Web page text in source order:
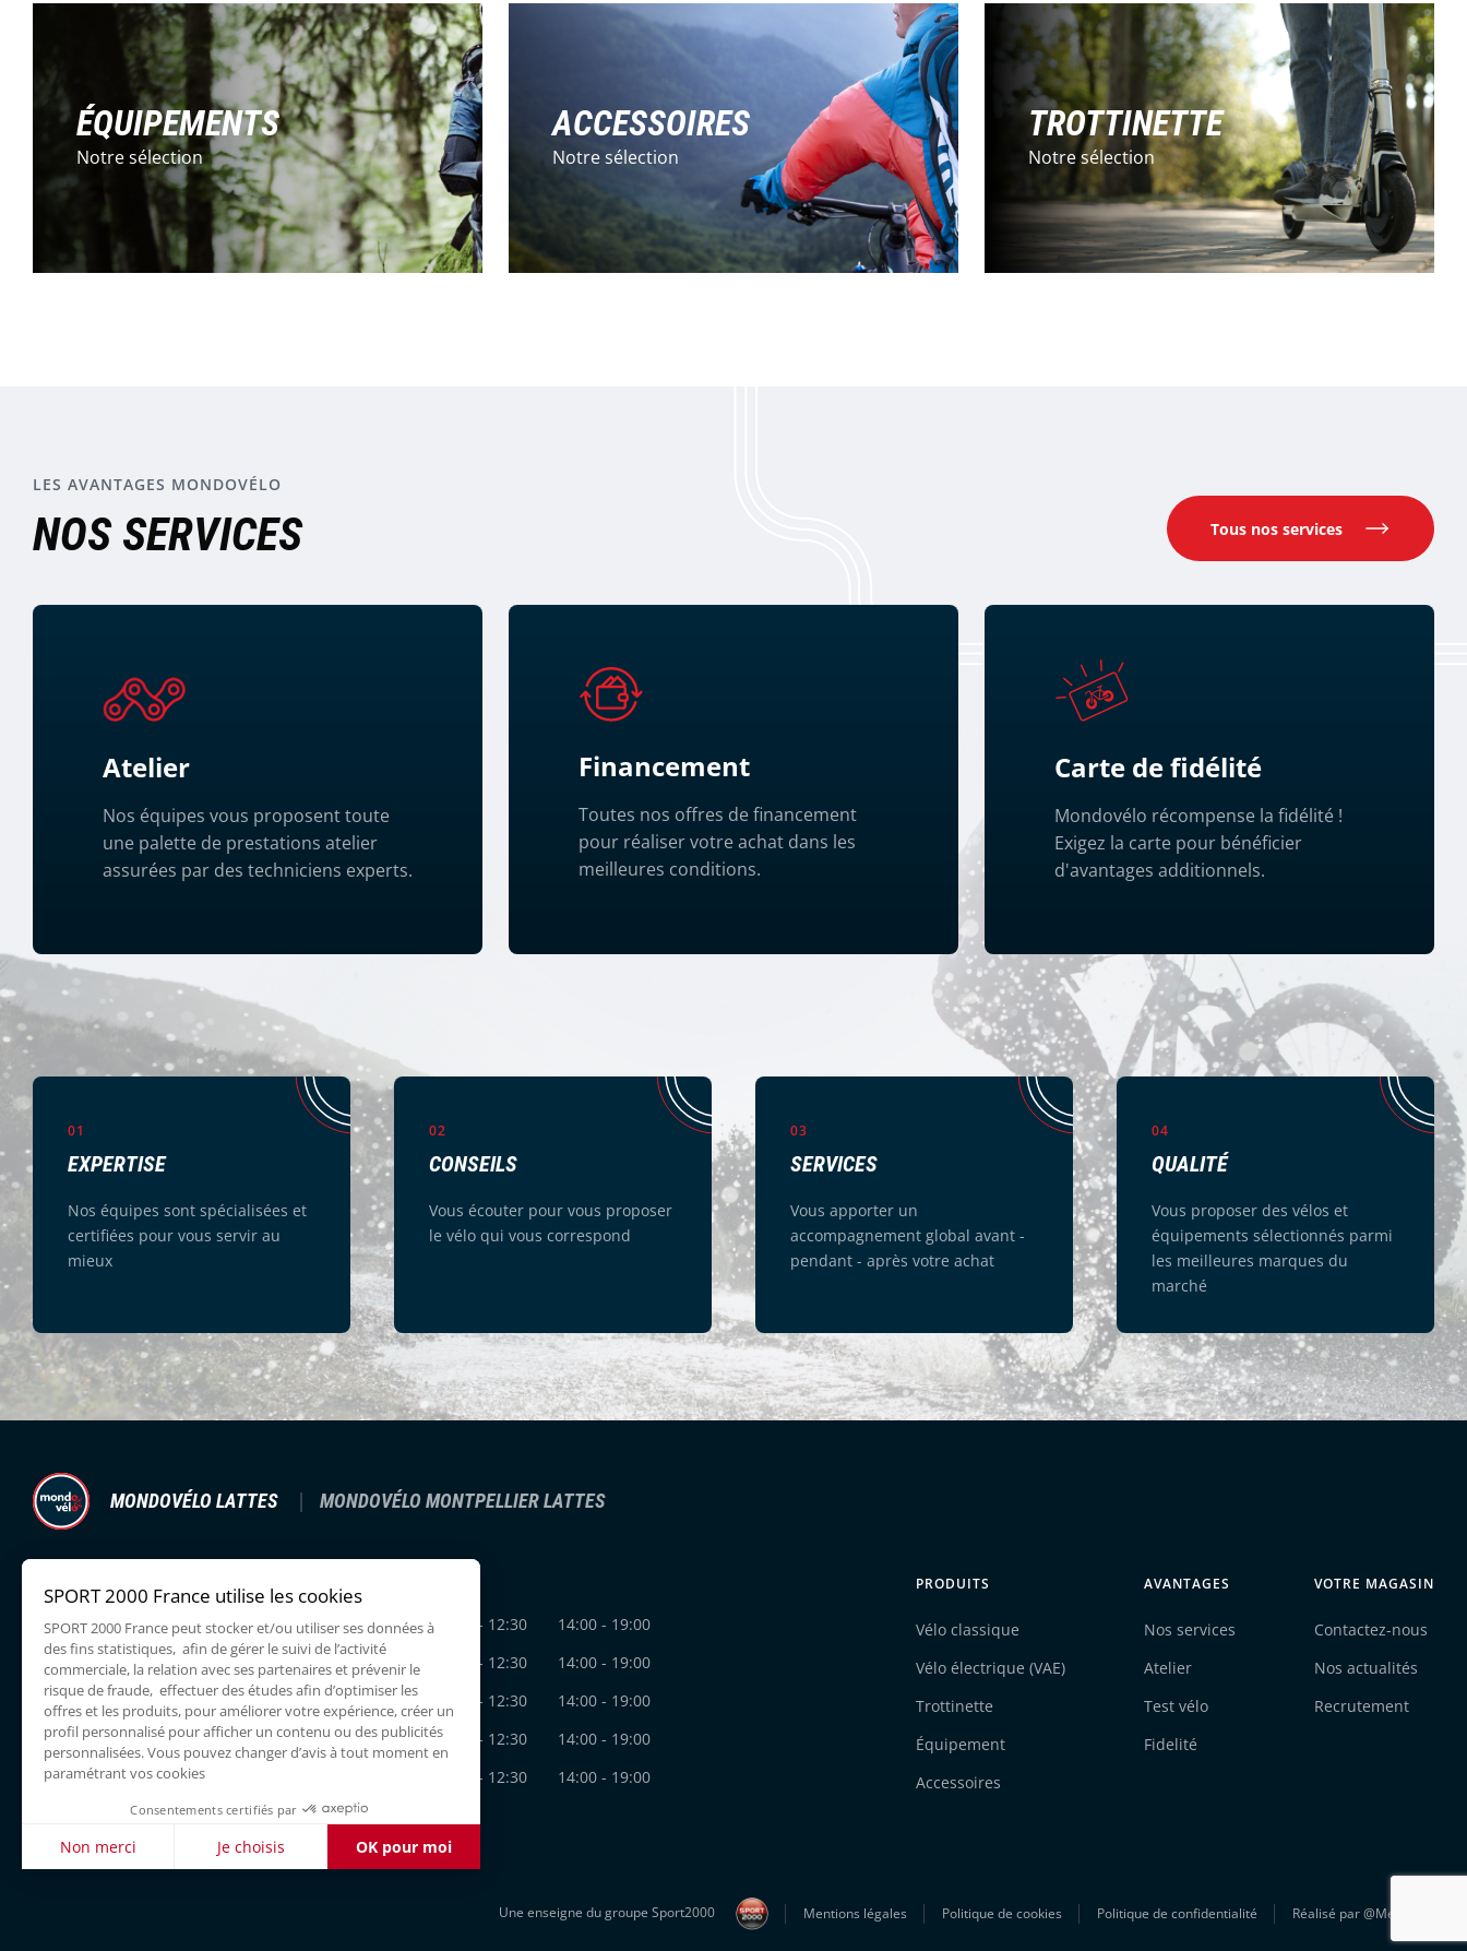
ÉQUIPEMENTS
Notre sélection
ACCESSOIRES
Notre sélection
TROTTINETTE
Notre sélection
LES AVANTAGES MONDOVÉLO
NOS SERVICES Tous nos services
Atelier
Nos équipes vous proposent toute
une palette de prestations atelier
assurées par des techniciens experts.
Financement
Toutes nos offres de financement
pour réaliser votre achat dans les
meilleures conditions.
Carte de fidélité
Mondovélo récompense la fidélité !
Exigez la carte pour bénéficier
d'avantages additionnels.
01
EXPERTISE
Nos équipes sont spécialisées et
certifiées pour vous servir au
mieux
02
CONSEILS
Vous écouter pour vous proposer
le vélo qui vous correspond
03
SERVICES
Vous apporter un
accompagnement global avant -
pendant - après votre achat
04
QUALITÉ
Vous proposer des vélos et
équipements sélectionnés parmi
les meilleures marques du
marché
MONDOVÉLO LATTES MONDOVÉLO MONTPELLIER LATTES
362 RUE DU MAS DE LA FIOLE,
0422590086
FacebookInstagram
Lundi
Mardi
09:30 - 12:30
14:00 - 19:00
Mercredi
09:30 - 12:30
14:00 - 19:00
Jeudi
09:30 - 12:30
14:00 - 19:00
Vendredi
09:30 - 12:30
14:00 - 19:00
09:30 - 12:30
14:00 - 19:00
Dimanche
PRODUITS
Vélo classique
Vélo électrique (VAE)
Trottinette
Équipement
Accessoires
AVANTAGES
Nos services
Atelier
Test vélo
Fidelité
VOTRE MAGASIN
Contactez-nous
Nos actualités
Recrutement
Une enseigne du groupe Sport2000 Mentions légales Politique de cookies Politique de confidentialité Réalisé par@Mezcalito